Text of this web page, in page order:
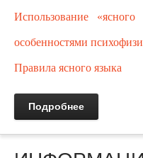
Использование
особенностями
Правила ясного языка
Подробнее